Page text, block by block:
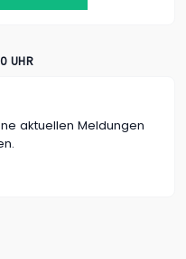
UHR
aktuellen Meldungen